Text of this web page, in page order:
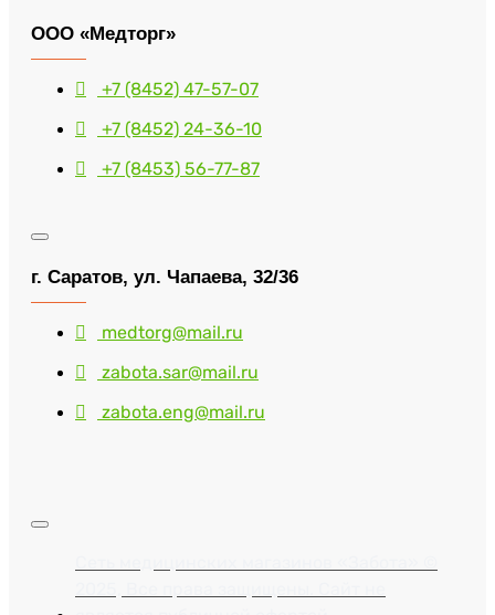
ООО «Медторг»
+7 (8452) 47-57-07
+7 (8452) 24-36-10
+7 (8453) 56-77-87
г. Саратов, ул. Чапаева, 32/36
medtorg@mail.ru
zabota.sar@mail.ru
zabota.eng@mail.ru